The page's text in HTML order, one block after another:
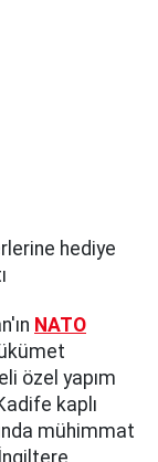
hediye
NATO
özel yapım
kaplı
mühimmat